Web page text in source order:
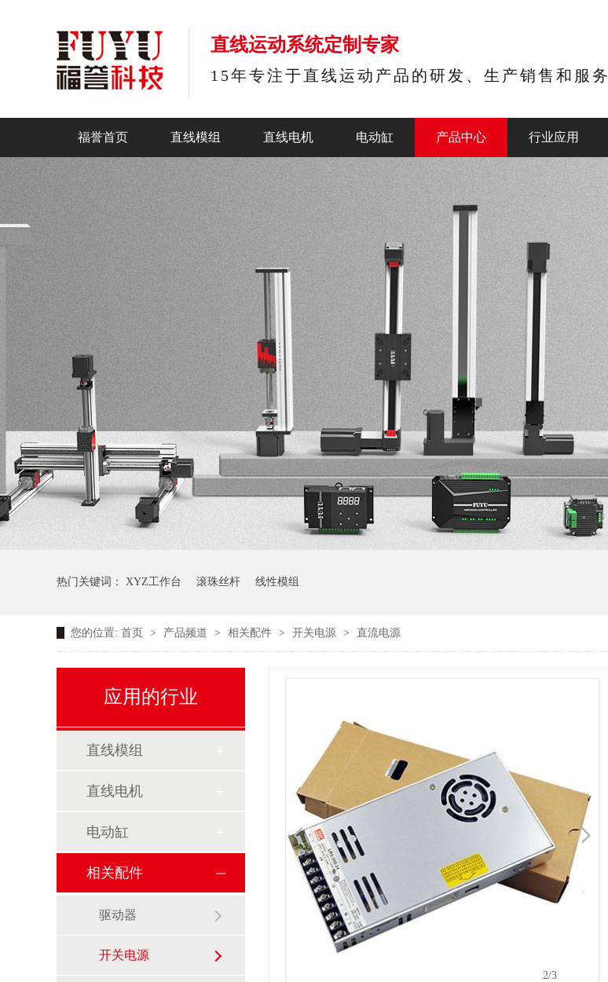
直线运动系统定制专家
15年专注于直线运动产品的研发、生产销售和服务
福誉首页 直线模组 直线电机 电动缸 产品中心 行业应用
热门关键词： XYZ工作台 滚珠丝杆 线性模组
您的位置: 首页 > 产品频道 > 相关配件 > 开关电源 > 直流电源
应用的行业
直线模组
直线电机
电动缸
相关配件
驱动器
开关电源
2/3